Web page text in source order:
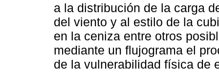
a la distribución de la carga
del viento y al estilo de la
en la ceniza entre otros
mediante un flujograma el
de la vulnerabilidad física de